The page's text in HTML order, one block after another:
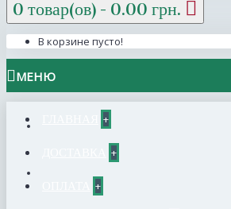
0 товар(ов) - 0.00 грн.
В корзине пусто!
МЕНЮ
+
+
+